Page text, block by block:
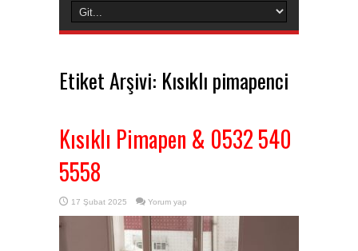
Etiket Arşivi: Kısıklı pimapenci
Kısıklı Pimapen & 0532 540
5558
17 Şubat 2025 Yorum yap